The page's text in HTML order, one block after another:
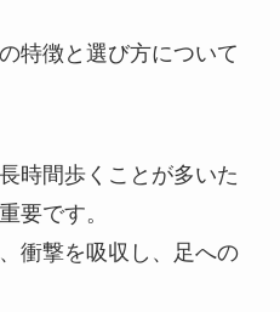
特徴と選び方について
時間歩くことが多いた
要です。
衝撃を吸収し、足への